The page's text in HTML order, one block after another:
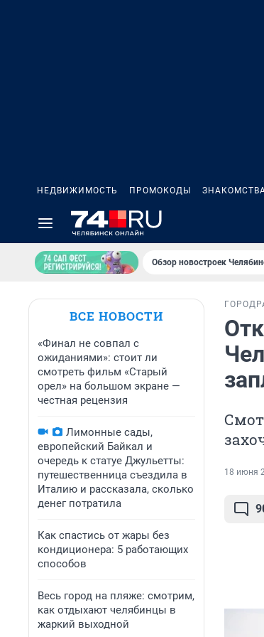
НЕДВИЖИМОСТЬ ПРОМОКОДЫ
Обзор новостроек
ВСЕ НОВОСТИ
«Финал не совпал с
ожиданиями»: стоит ли
смотреть фильм «Старый
орел» на большом экране —
честная рецензия
Лимонные сады,
европейский Байкал и
очередь к статуе Джульетты:
путешественница съездила в
Италию и рассказала, сколько
денег потратила
Как спастись от жары без
кондиционера: 5 работающих
способов
Весь город на пляже: смотрим,
как отдыхают челябинцы в
жаркий выходной
ГОРОД
18 июня